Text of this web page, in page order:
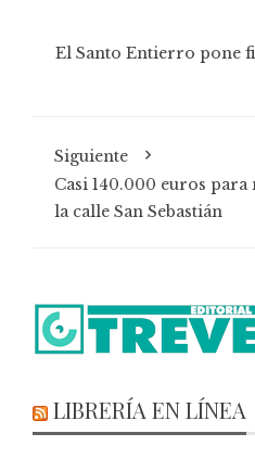
El Santo Entierro pone
Siguiente
Casi 140.000 euros
la calle San Sebastián
LIBRERÍA EN LÍNEA